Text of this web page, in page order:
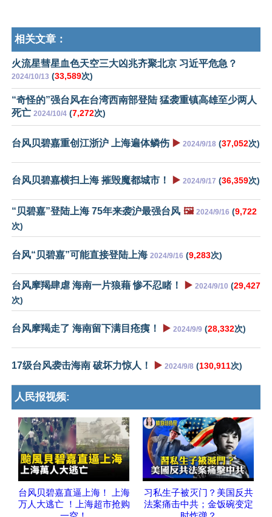
相关文章：
火流星彗星血色天空三大凶兆齐聚北京 习近平危急？
2024/10/13 (33,589次)
“奇怪的”强台风在台湾西南部登陆 猛袭重镇高雄至少两人
死亡 2024/10/4 (7,272次)
台风贝碧嘉重创江浙沪 上海遍体鳞伤 ▶️ 2024/9/18 (37,052次)
台风贝碧嘉横扫上海 摧毁魔都城市！ ▶️ 2024/9/17 (36,359次)
“贝碧嘉”登陆上海 75年来袭沪最强台风 🖼️ 2024/9/16 (9,722
次)
台风“贝碧嘉”可能直接登陆上海 2024/9/16 (9,283次)
台风摩羯肆虐 海南一片狼藉 惨不忍睹！ ▶️ 2024/9/10 (29,427
次)
台风摩羯走了 海南留下满目疮痍！ ▶️ 2024/9/9 (28,332次)
17级台风袭击海南 破坏力惊人！ ▶️ 2024/9/8 (130,911次)
人民报视频:
台风贝碧嘉直逼上海！ 上海
万人大逃亡 ！上海超市抢购
习私生子被灭门？美国反共
法案痛击中共；金饭碗变定